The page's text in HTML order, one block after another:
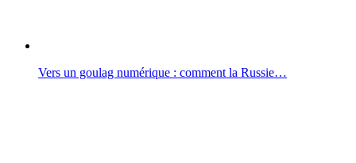
Vers un goulag numérique : comment la Russie…